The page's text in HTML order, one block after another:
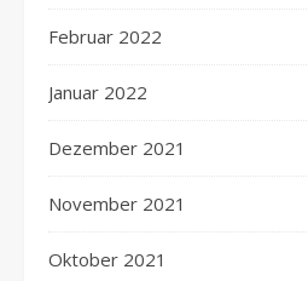
Februar 2022
Januar 2022
Dezember 2021
November 2021
Oktober 2021